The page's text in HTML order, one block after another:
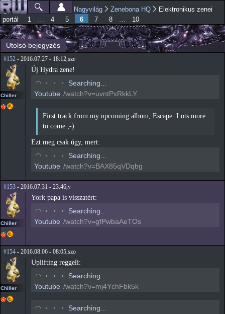
Ugrás a
tartalomra
Főmenü
Jelenlegi hely
Nagyvilág Zenebona HQ
Elektronikus zenei
portál
1 … 4 5 6 7 8 … 10
Utolsó bejegyzés
#152 - 2016.07.27 - 18:12,sze
Chiller
Új Hydra zene!
◡ ◦ ◦ ◦
Searching...
Youtube /watch?v=uvntPxRkkLY
First track from my upcoming album, Escape. Lots more
to come ;-)
Ezt meg csak úgy, mert:
◡ ◦ ◦ ◦
Searching...
Youtube /watch?v=BAX85qVDqbg
#153 - 2016.07.31 - 23:46,v
Chiller
York papa is visszatért:
◡ ◦ ◦ ◦
Searching...
Youtube /watch?v=gfPwbaAeTOs
#154 - 2016.08.06 - 08:05,szo
Chiller
Uplifting reggeli:
◡ ◦ ◦ ◦
Searching...
Youtube /watch?v=mj4YchFbk5k
◡ ◦ ◦ ◦
Searching...